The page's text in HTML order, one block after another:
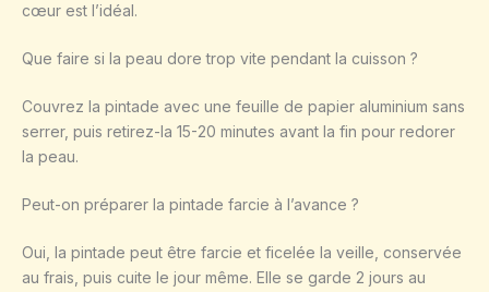
cœur est l’idéal.
Que faire si la peau dore trop vite pendant la cuisson ?
Couvrez la pintade avec une feuille de papier aluminium sans
serrer, puis retirez-la 15-20 minutes avant la fin pour redorer
la peau.
Peut-on préparer la pintade farcie à l’avance ?
Oui, la pintade peut être farcie et ficelée la veille, conservée
au frais, puis cuite le jour même. Elle se garde 2 jours au